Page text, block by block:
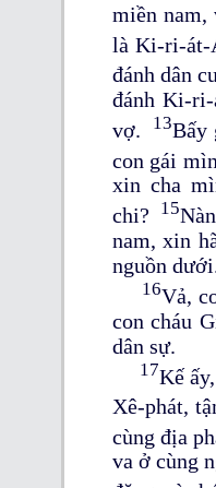
miền nam,
là Ki-ri-át-
đánh dân
đánh Ki-
vợ.
13Bấy
con gái
xin cha
chi?
15
nam, xin
nguồn
16Vả,
con cháu
dân sự.
17Kế
Xê-phát,
cùng địa
va ở cùng